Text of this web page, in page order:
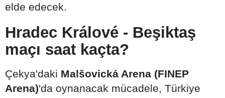
elde edecek.
Hradec Králové - Beşiktaş
maçı saat kaçta?
Çekya'daki Malšovická Arena (FINEP
Arena)'da oynanacak mücadele, Türkiye